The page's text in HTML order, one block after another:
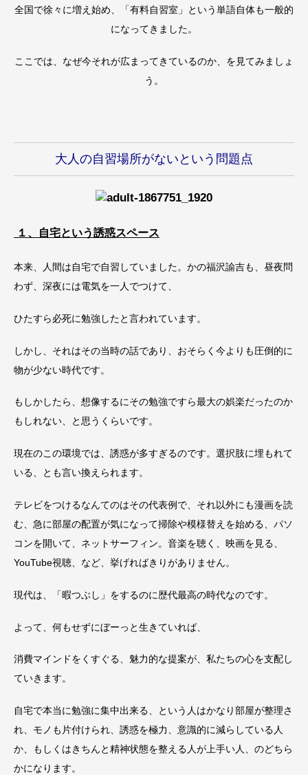
全国で徐々に増え始め、「有料自習室」という単語自体も一般的
になってきました。
ここでは、なぜ今それが広まってきているのか、を見てみましょ
う。
大人の自習場所がないという問題点
１、自宅という誘惑スペース
本来、人間は自宅で自習していました。かの福沢諭吉も、昼夜問
わず、深夜には電気を一人でつけて、
ひたすら必死に勉強したと言われています。
しかし、それはその当時の話であり、おそらく今よりも圧倒的に
物が少ない時代です。
もしかしたら、想像するにその勉強ですら最大の娯楽だったのか
もしれない、と思うくらいです。
現在のこの環境では、誘惑が多すぎるのです。選択肢に埋もれて
いる、とも言い換えられます。
テレビをつけるなんてのはその代表例で、それ以外にも漫画を読
む、急に部屋の配置が気になって掃除や模様替えを始める、パソ
コンを開いて、ネットサーフィン。音楽を聴く、映画を見る、
YouTube視聴、など、挙げればきりがありません。
現代は、「暇つぶし」をするのに歴代最高の時代なのです。
よって、何もせずにぼーっと生きていれば、
消費マインドをくすぐる、魅力的な提案が、私たちの心を支配し
ていきます。
自宅で本当に勉強に集中出来る、という人はかなり部屋が整理さ
れ、モノも片付けられ、誘惑を極力、意識的に減らしている人
か、もしくはきちんと精神状態を整える人が上手い人、のどちら
かになります。